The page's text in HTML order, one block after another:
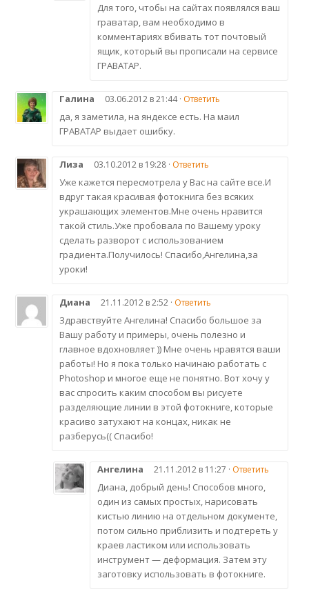
Для того, чтобы на сайтах появлялся ваш
граватар, вам необходимо в
комментариях вбивать тот почтовый
ящик, который вы прописали на сервисе
ГРАВАТАР.
Галина 03.06.2012 в 21:44 · Ответить
да, я заметила, на яндексе есть. На маил
ГРАВАТАР выдает ошибку.
Лиза 03.10.2012 в 19:28 · Ответить
Уже кажется пересмотрела у Вас на сайте все.И
вдруг такая красивая фотокнига без всяких
украшающих элементов.Мне очень нравится
такой стиль.Уже пробовала по Вашему уроку
сделать разворот с использованием
градиента.Получилось! Спасибо,Ангелина,за
уроки!
Диана 21.11.2012 в 2:52 · Ответить
Здравствуйте Ангелина! Спасибо большое за
Вашу работу и примеры, очень полезно и
главное вдохновляет )) Мне очень нравятся ваши
работы! Но я пока только начинаю работать с
Photoshop и многое еще не понятно. Вот хочу у
вас спросить каким способом вы рисуете
разделяющие линии в этой фотокниге, которые
красиво затухают на концах, никак не
разберусь(( Спасибо!
Ангелина 21.11.2012 в 11:27 · Ответить
Диана, добрый день! Способов много,
один из самых простых, нарисовать
кистью линию на отдельном документе,
потом сильно приблизить и подтереть у
краев ластиком или использовать
инструмент — деформация. Затем эту
заготовку использовать в фотокниге.